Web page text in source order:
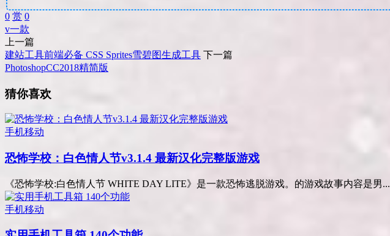
0 赏 0
v一款
上一篇
建站工具前端必备 CSS Sprites雪碧图生成工具 下一篇
PhotoshopCC2018精简版
猜你喜欢
手机移动
恐怖学校：白色情人节v3.1.4 最新汉化完整版游戏
《恐怖学校:白色情人节 WHITE DAY LITE》是一款恐怖逃脱游戏。的游戏故事内容是男...
手机移动